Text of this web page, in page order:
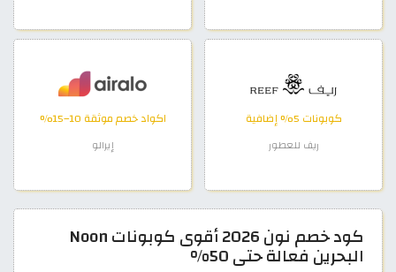
كوبونات 5% إضافية
ريف للعطور
اكواد خصم موثقة 10–15%
إيرالو
كود خصم نون 2026 أقوى كوبونات Noon
البحرين فعالة حتى 50%